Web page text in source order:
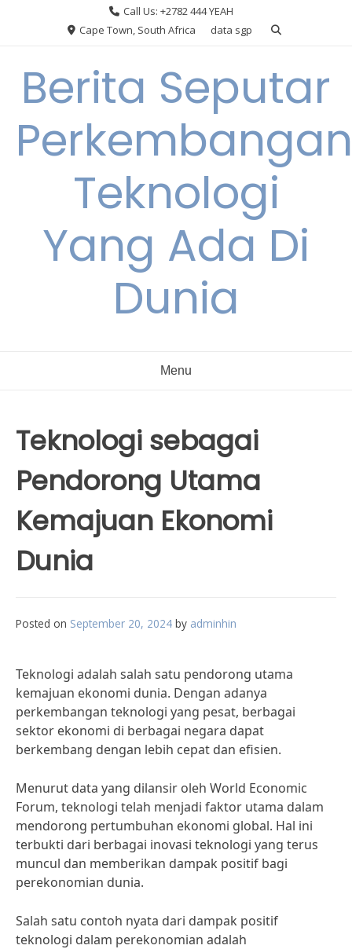
Call Us: +2782 444 YEAH
Cape Town, South Africa
data sgp
Berita Seputar
Perkembangan
Teknologi
Yang Ada Di
Dunia
Menu
Teknologi sebagai
Pendorong Utama
Kemajuan Ekonomi
Dunia
Posted on September 20, 2024 by adminhin
Teknologi adalah salah satu pendorong utama
kemajuan ekonomi dunia. Dengan adanya
perkembangan teknologi yang pesat, berbagai
sektor ekonomi di berbagai negara dapat
berkembang dengan lebih cepat dan efisien.
Menurut data yang dilansir oleh World Economic
Forum, teknologi telah menjadi faktor utama dalam
mendorong pertumbuhan ekonomi global. Hal ini
terbukti dari berbagai inovasi teknologi yang terus
muncul dan memberikan dampak positif bagi
perekonomian dunia.
Salah satu contoh nyata dari dampak positif
teknologi dalam perekonomian adalah